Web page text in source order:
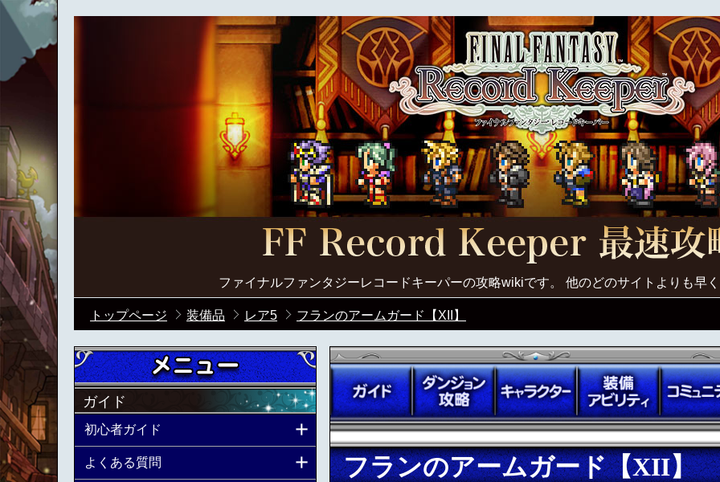
ファイナルファンタジーレコードキーパーの攻略wikiです。 他のどのサイトよりも早
トップページ 装備品 レア5 フランのアームガード【XII】
フランのアームガード【XII】
ガイド
初心者ガイド
よくある質問